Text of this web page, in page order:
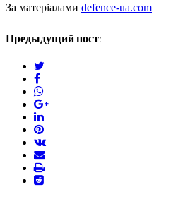
За матеріалами defence-ua.com
Предыдущий пост:
facebook
google+
linkedin
pinterest
vkontakte
email
print
reddit
reddit